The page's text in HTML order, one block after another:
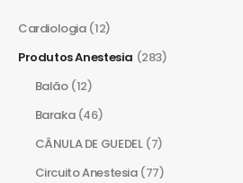
Cardiologia (12)
Produtos Anestesia (283)
Balão (12)
Baraka (46)
CÂNULA DE GUEDEL (7)
Circuito Anestesia (77)